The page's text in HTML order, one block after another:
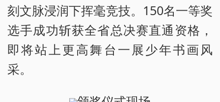
刻文脉浸润下挥毫竞技。150名一等奖
选手成功斩获全省总决赛直通资格，
即将站上更高舞台一展少年书画风
采。